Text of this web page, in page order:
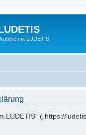
mit LUDETIS.
(„https://